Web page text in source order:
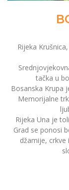
Rijeka
tačka u
Bosanska Krupa
Memorijalne
Rijeka Una je
Grad se ponosi
džamije,